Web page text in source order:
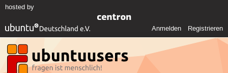
hosted by
Anmelden Registrieren